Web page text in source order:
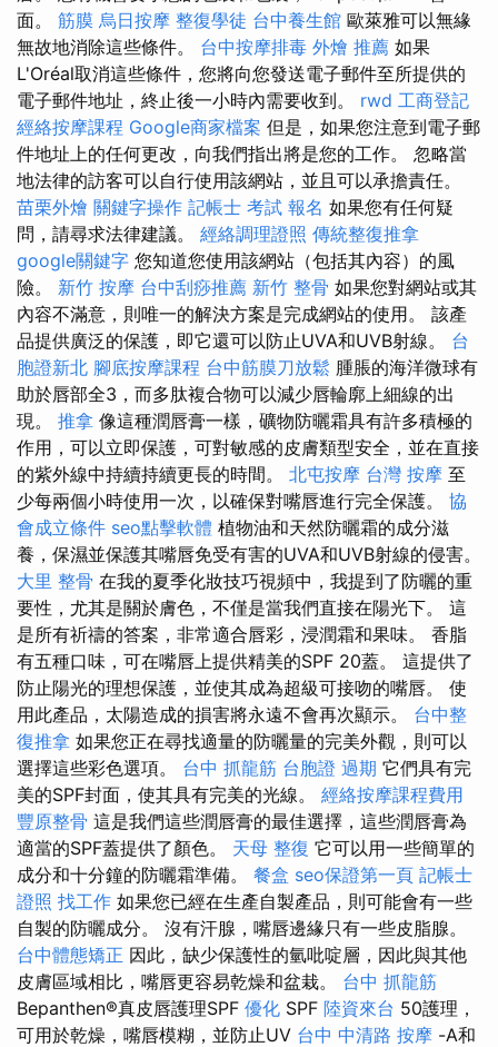
面。 筋膜 烏日按摩 整復學徒 台中養生館 歐萊雅可以無緣
無故地消除這些條件。 台中按摩排毒 外燴 推薦 如果
L'Oréal取消這些條件，您將向您發送電子郵件至所提供的
電子郵件地址，終止後一小時內需要收到。 rwd 工商登記
經絡按摩課程 Google商家檔案 但是，如果您注意到電子郵
件地址上的任何更改，向我們指出將是您的工作。 忽略當
地法律的訪客可以自行使用該網站，並且可以承擔責任。
苗栗外燴 關鍵字操作 記帳士 考試 報名 如果您有任何疑
問，請尋求法律建議。 經絡調理證照 傳統整復推拿
google關鍵字 您知道您使用該網站（包括其內容）的風
險。 新竹 按摩 台中刮痧推薦 新竹 整骨 如果您對網站或其
內容不滿意，則唯一的解決方案是完成網站的使用。 該產
品提供廣泛的保護，即它還可以防止UVA和UVB射線。 台
胞證新北 腳底按摩課程 台中筋膜刀放鬆 腫脹的海洋微球有
助於唇部全3，而多肽複合物可以減少唇輪廓上細線的出
現。 推拿 像這種潤唇膏一樣，礦物防曬霜具有許多積極的
作用，可以立即保護，可對敏感的皮膚類型安全，並在直接
的紫外線中持續持續更長的時間。 北屯按摩 台灣 按摩 至
少每兩個小時使用一次，以確保對嘴唇進行完全保護。 協
會成立條件 seo點擊軟體 植物油和天然防曬霜的成分滋
養，保濕並保護其嘴唇免受有害的UVA和UVB射線的侵害。
大里 整骨 在我的夏季化妝技巧視頻中，我提到了防曬的重
要性，尤其是關於膚色，不僅是當我們直接在陽光下。 這
是所有祈禱的答案，非常適合唇彩，浸潤霜和果味。 香脂
有五種口味，可在嘴唇上提供精美的SPF 20蓋。 這提供了
防止陽光的理想保護，並使其成為超級可接吻的嘴唇。 使
用此產品，太陽造成的損害將永遠不會再次顯示。 台中整
復推拿 如果您正在尋找適量的防曬量的完美外觀，則可以
選擇這些彩色選項。 台中 抓龍筋 台胞證 過期 它們具有完
美的SPF封面，使其具有完美的光線。 經絡按摩課程費用
豐原整骨 這是我們這些潤唇膏的最佳選擇，這些潤唇膏為
適當的SPF蓋提供了顏色。 天母 整復 它可以用一些簡單的
成分和十分鐘的防曬霜準備。 餐盒 seo保證第一頁 記帳士
證照 找工作 如果您已經在生產自製產品，則可能會有一些
自製的防曬成分。 沒有汗腺，嘴唇邊緣只有一些皮脂腺。
台中體態矯正 因此，缺少保護性的氫吡啶層，因此與其他
皮膚區域相比，嘴唇更容易乾燥和盆栽。 台中 抓龍筋
Bepanthen®真皮唇護理SPF 優化 SPF 陸資來台 50護理，
可用於乾燥，嘴唇模糊，並防止UV 台中 中清路 按摩 -A和